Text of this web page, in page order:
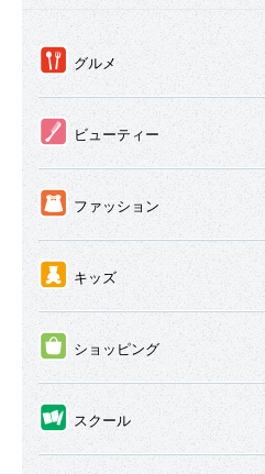
① グルメ
② ビューティー
③ ファッション
④ キッズ
⑤ ショッピング
⑥ スクール